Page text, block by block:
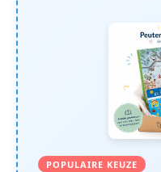
POPULAIRE KEUZE